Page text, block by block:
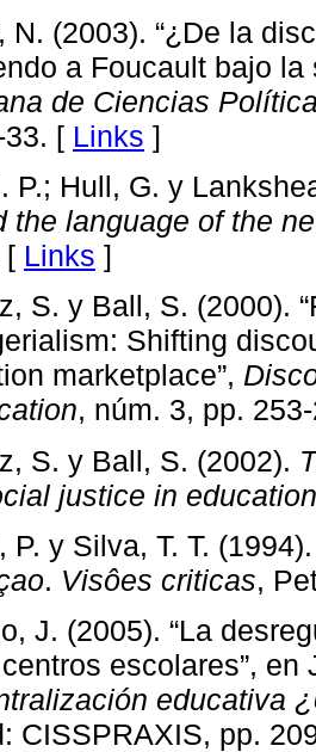
N. (2003). “¿De la
a Foucault bajo
de Ciencias
[ Links ]
P.; Hull, G. y
the language of the
[ Links ]
S. y Ball, S. (2000).
Shifting
marketplace”,
, núm. 3, pp.
S. y Ball, S. (2002).
justice in education
P. y Silva, T. T.
. Visôes criticas,
J. (2005). “La
escolares”,
educativa
CISSPRAXIS, pp.